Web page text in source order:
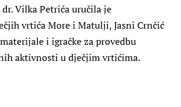
Vilka Petrića uručila je
vrtića More i Matulji, Jasni Crnčić
i igračke za provedbu
aktivnosti u dječjim vrtićima.